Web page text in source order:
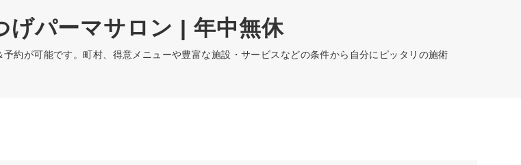
げパーマサロン | 年中無休
約が可能です。町村、得意メニューや豊富な施設・サービスなどの条件から自分にピッタリの施術